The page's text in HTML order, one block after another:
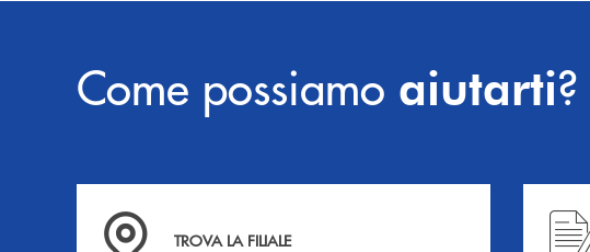
Come possiamo aiutarti?
Accedi all' elenco completo delle filiali .
TROVA LA FILIALE
Hai